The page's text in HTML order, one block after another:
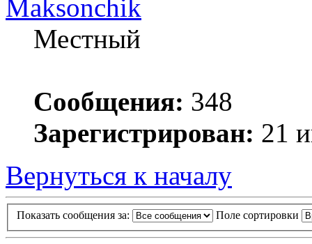
Maksonchik
Местный
Сообщения: 348
Зарегистрирован: 21
Вернуться к началу
Показать сообщения за: Поле сортировки